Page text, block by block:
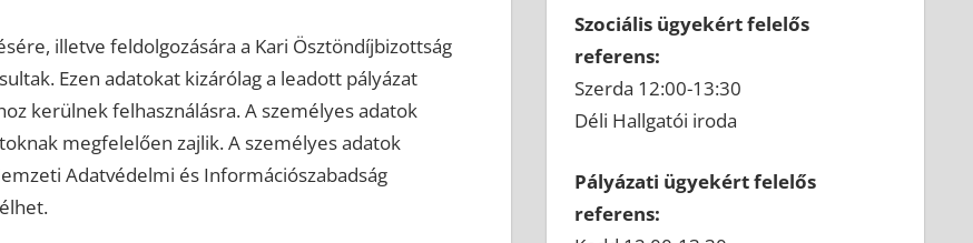
illetve feldolgozására a Kari Ösztöndíjbizottság
Ezen adatokat kizárólag a leadott pályázat
kerülnek felhasználásra. A személyes adatok
megfelelően zajlik. A személyes adatok
Adatvédelmi és Információszabadság
Szociális ügyekért felelős
referens:
Szerda 12:00-13:30
Déli Hallgatói iroda
Pályázati ügyekért felelős
referens: